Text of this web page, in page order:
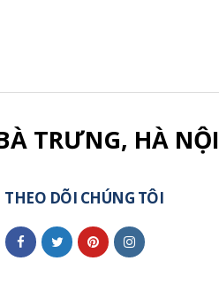
TRƯNG, HÀ NỘI
THEO DÕI CHÚNG TÔI